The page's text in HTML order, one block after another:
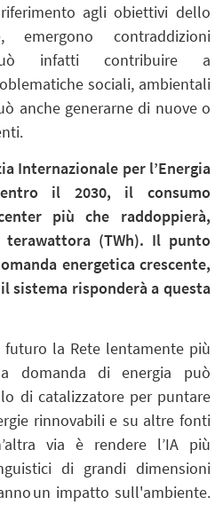
agli obiettivi dello
emergono contraddizioni
infatti contribuire a
sociali, ambientali
anche generarne di nuove o
Internazionale per l’Energia
il 2030, il consumo
più che raddoppierà,
terawattora (TWh). Il punto
energetica crescente,
sistema risponderà a questa
futuro la Rete lentamente più
domanda di energia può
di catalizzatore per puntare
rinnovabili e su altre fonti
via è rendere l’IA più
di grandi dimensioni
un impatto sull'ambiente.